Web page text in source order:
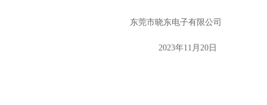
东莞市晓东电子有限公司
2023年11月20 日